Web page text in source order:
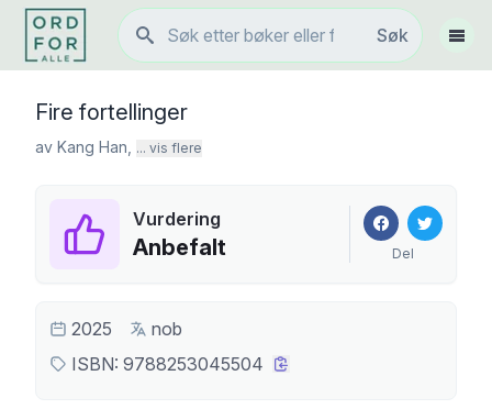
Søk
Søk
Vis
Fire fortellinger
av Kang Han ... vis flere
Vurdering
Anbefalt Del
2025
nob
ISBN: 9788253045504